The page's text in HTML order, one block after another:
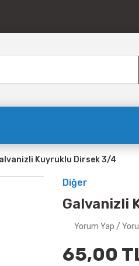
Kuyruklu Dirsek 3/4
Diğer
Galvanizli
Yorum Yap /
65,00